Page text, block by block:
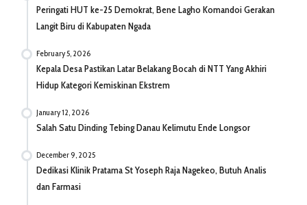
Peringati HUT ke-25 Demokrat, Bene Lagho Komandoi Gerakan
Langit Biru di Kabupaten Ngada
February 5, 2026
Kepala Desa Pastikan Latar Belakang Bocah di NTT Yang Akhiri
Hidup Kategori Kemiskinan Ekstrem
January 12, 2026
Salah Satu Dinding Tebing Danau Kelimutu Ende Longsor
December 9, 2025
Dedikasi Klinik Pratama St Yoseph Raja Nagekeo, Butuh Analis
dan Farmasi